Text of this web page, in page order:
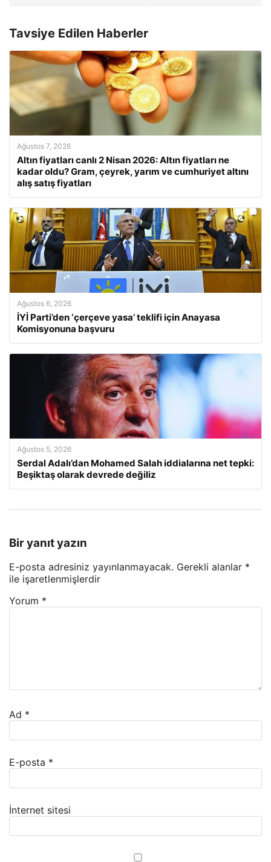
Tavsiye Edilen Haberler
Ağustos 7, 2026
Altın fiyatları canlı 2 Nisan 2026: Altın fiyatları ne
kadar oldu? Gram, çeyrek, yarım ve cumhuriyet altını
alış satış fiyatları
Ağustos 6, 2026
İYİ Parti’den ‘çerçeve yasa’ teklifi için Anayasa
Komisyonuna başvuru
Ağustos 5, 2026
Serdal Adalı’dan Mohamed Salah iddialarına net tepki:
Beşiktaş olarak devrede değiliz
Bir yanıt yazın
E-posta adresiniz yayınlanmayacak. Gerekli alanlar *
ile işaretlenmişlerdir
Yorum *
Ad *
E-posta *
İnternet sitesi